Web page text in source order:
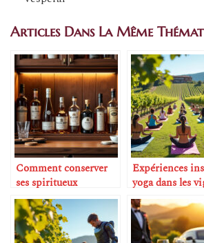
Articles Dans La Même
Comment conserver
ses spiritueux
correctement
Expériences
yoga dans les